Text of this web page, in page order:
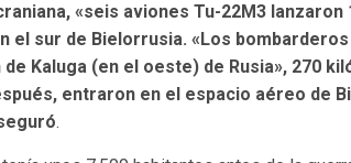
«seis aviones Tu-22M3
el sur de Bielorrusia. «Los
Kaluga (en el oeste) de Rusia», 270
entraron en el espacio aéreo de
.